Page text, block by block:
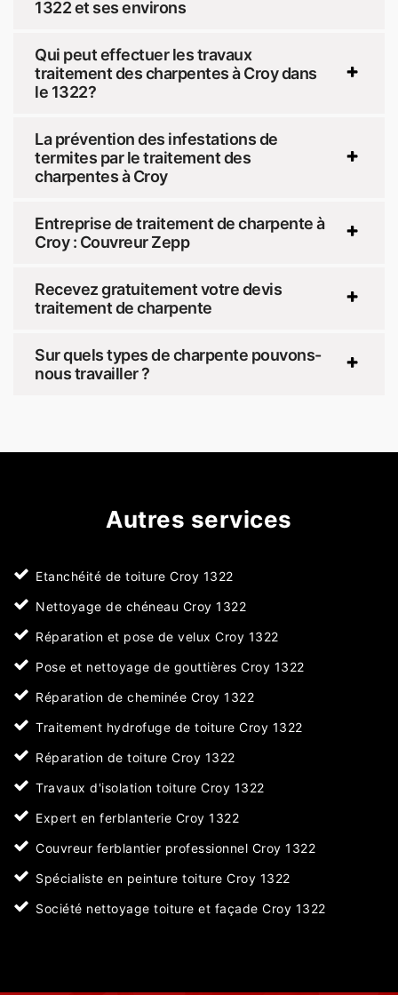
1322 et ses environs
Qui peut effectuer les travaux
traitement des charpentes à Croy dans
le 1322?
La prévention des infestations de
termites par le traitement des
charpentes à Croy
Entreprise de traitement de charpente à
Croy : Couvreur Zepp
Recevez gratuitement votre devis
traitement de charpente
Sur quels types de charpente pouvons-
nous travailler ?
Autres services
Etanchéité de toiture Croy 1322
Nettoyage de chéneau Croy 1322
Réparation et pose de velux Croy 1322
Pose et nettoyage de gouttières Croy 1322
Réparation de cheminée Croy 1322
Traitement hydrofuge de toiture Croy 1322
Réparation de toiture Croy 1322
Travaux d'isolation toiture Croy 1322
Expert en ferblanterie Croy 1322
Couvreur ferblantier professionnel Croy 1322
Spécialiste en peinture toiture Croy 1322
Société nettoyage toiture et façade Croy 1322